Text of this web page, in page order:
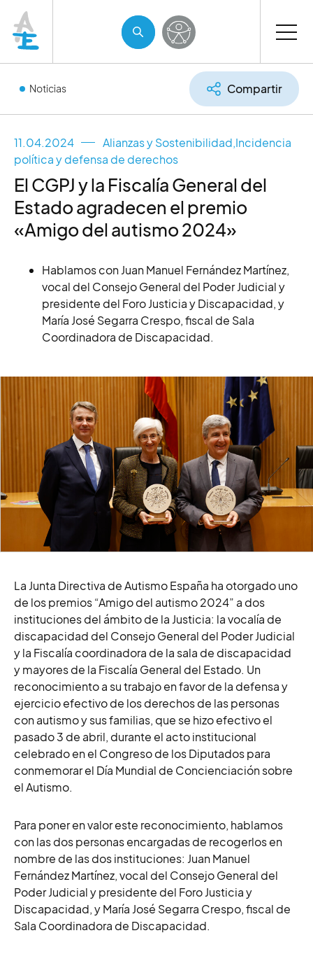
Noticias Compartir
11.04.2024 Alianzas y Sostenibilidad,Incidencia
política y defensa de derechos
El CGPJ y la Fiscalía General del
Estado agradecen el premio
«Amigo del autismo 2024»
Hablamos con Juan Manuel Fernández Martínez,
vocal del Consejo General del Poder Judicial y
presidente del Foro Justicia y Discapacidad, y
María José Segarra Crespo, fiscal de Sala
Coordinadora de Discapacidad.
La Junta Directiva de Autismo España ha otorgado uno
de los premios “Amigo del autismo 2024” a dos
instituciones del ámbito de la Justicia: la vocalía de
discapacidad del Consejo General del Poder Judicial
y la Fiscalía coordinadora de la sala de discapacidad
y mayores de la Fiscalía General del Estado. Un
reconocimiento a su trabajo en favor de la defensa y
ejercicio efectivo de los derechos de las personas
con autismo y sus familias, que se hizo efectivo el
pasado 3 de abril, durante el acto institucional
celebrado en el Congreso de los Diputados para
conmemorar el Día Mundial de Concienciación sobre
el Autismo.
Para poner en valor este reconocimiento, hablamos
con las dos personas encargadas de recogerlos en
nombre de las dos instituciones: Juan Manuel
Fernández Martínez, vocal del Consejo General del
Poder Judicial y presidente del Foro Justicia y
Discapacidad, yMaría José Segarra Crespo, fiscal de
Sala Coordinadora de Discapacidad.